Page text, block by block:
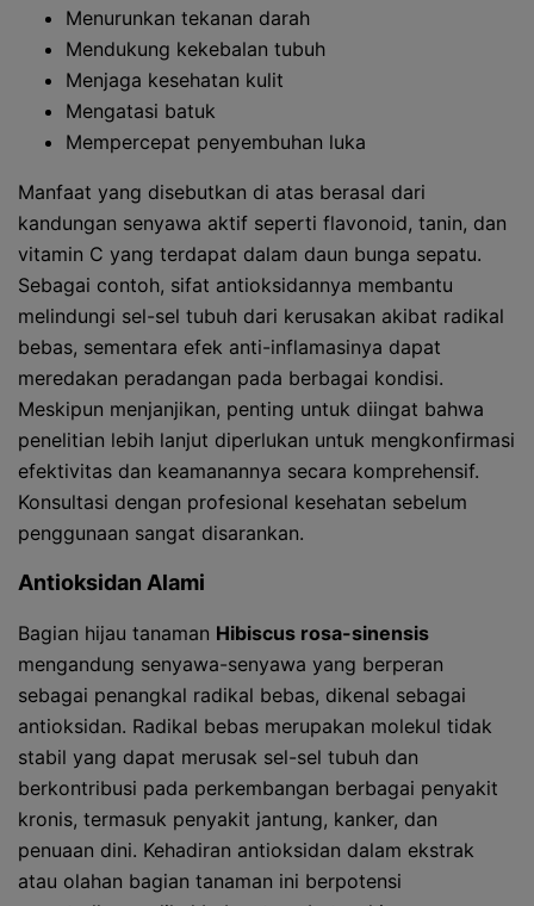
Menurunkan tekanan darah
Mendukung kekebalan tubuh
Menjaga kesehatan kulit
Mengatasi batuk
Mempercepat penyembuhan luka
Manfaat yang disebutkan di atas berasal dari
kandungan senyawa aktif seperti flavonoid, tanin, dan
vitamin C yang terdapat dalam daun bunga sepatu.
Sebagai contoh, sifat antioksidannya membantu
melindungi sel-sel tubuh dari kerusakan akibat radikal
bebas, sementara efek anti-inflamasinya dapat
meredakan peradangan pada berbagai kondisi.
Meskipun menjanjikan, penting untuk diingat bahwa
penelitian lebih lanjut diperlukan untuk mengkonfirmasi
efektivitas dan keamanannya secara komprehensif.
Konsultasi dengan profesional kesehatan sebelum
penggunaan sangat disarankan.
Antioksidan Alami
Bagian hijau tanaman Hibiscus rosa-sinensis
mengandung senyawa-senyawa yang berperan
sebagai penangkal radikal bebas, dikenal sebagai
antioksidan. Radikal bebas merupakan molekul tidak
stabil yang dapat merusak sel-sel tubuh dan
berkontribusi pada perkembangan berbagai penyakit
kronis, termasuk penyakit jantung, kanker, dan
penuaan dini. Kehadiran antioksidan dalam ekstrak
atau olahan bagian tanaman ini berpotensi